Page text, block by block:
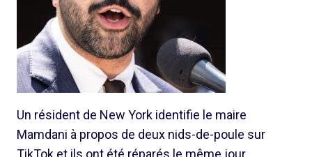
Un résident de New York identifie le maire
Mamdani à propos de deux nids-de-poule sur
TikTok et ils ont été réparés le même jour